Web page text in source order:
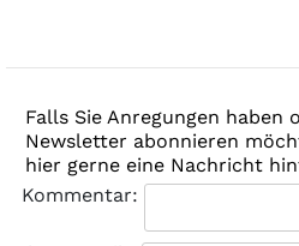
Falls Sie Anregungen haben
Newsletter abonnieren
hier gerne eine Nachricht
Kommentar: